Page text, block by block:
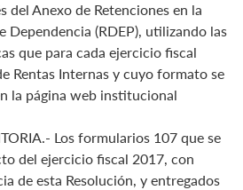
del Anexo de Retenciones en la
Dependencia (RDEP), utilizando las
que para cada ejercicio fiscal
Rentas Internas y cuyo formato se
la página web institucional
Los formularios 107 que se
del ejercicio fiscal 2017, con
de esta Resolución, y entregados